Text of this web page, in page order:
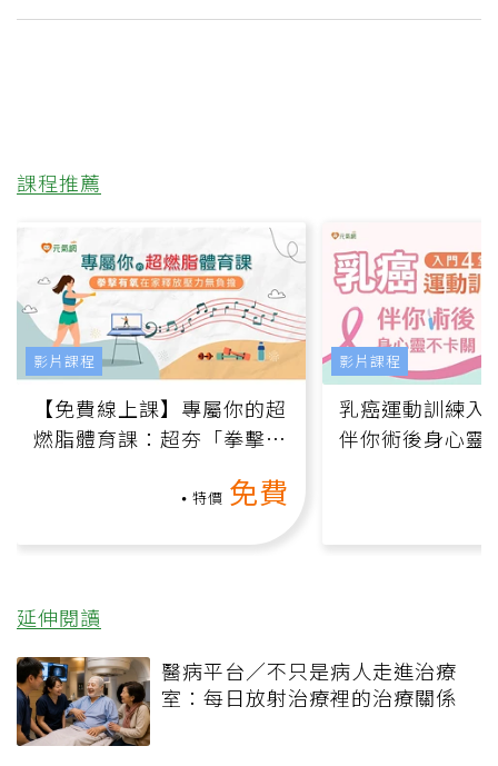
課程推薦
【免費線上課】專屬你的超
燃脂體育課：超夯「拳擊有
特價 免費
影片課程
乳癌運動訓練入
伴你術後身心靈
影片課程
延伸閱讀
醫病平台／不只是病人走進治療
室：每日放射治療裡的治療關係